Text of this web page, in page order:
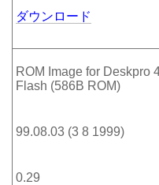
ダウンロード
ROM Image for Deskpro
Flash (586B ROM)
99.08.03 (3 8 1999)
0.29